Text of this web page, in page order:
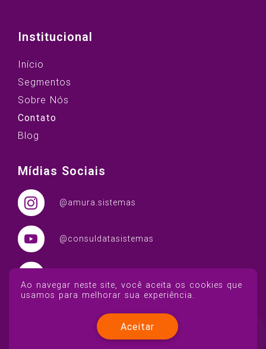
Ao navegar neste site, você aceita os cookies que
usamos para melhorar sua experiência.
Aceitar
Institucional
Início
Segmentos
Sobre Nós
Contato
Blog
Mídias Sociais
@amura.sistemas
@consuldatasistemas
Copyright © 2026 - Todos os direitos reservados - É proibida a
reprodução total ou parcial